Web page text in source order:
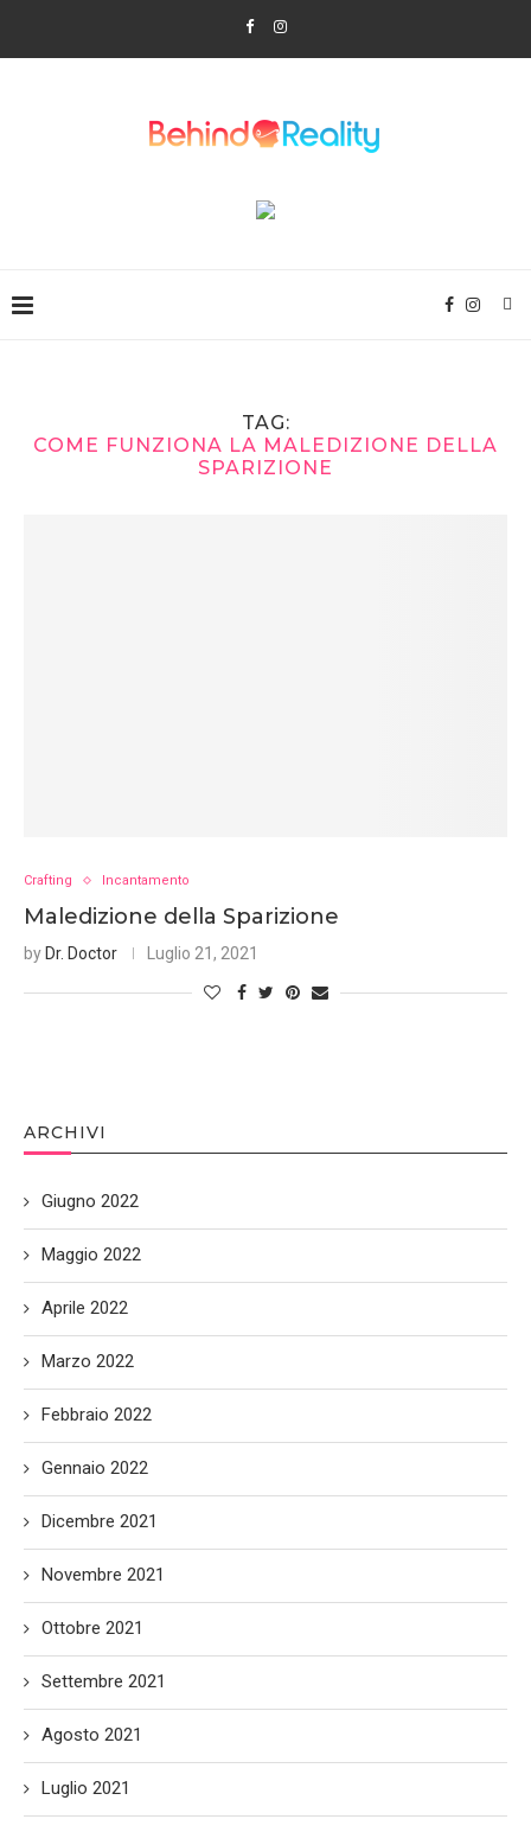
TAG:
COME FUNZIONA LA MALEDIZIONE DELLA
SPARIZIONE
Crafting Incantamento
Maledizione della Sparizione
by Dr. Doctor Luglio 21, 2021
ARCHIVI
Giugno 2022
Maggio 2022
Aprile 2022
Marzo 2022
Febbraio 2022
Gennaio 2022
Dicembre 2021
Novembre 2021
Ottobre 2021
Settembre 2021
Agosto 2021
Luglio 2021